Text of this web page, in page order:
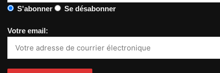
S'abonner Se désabonner
Votre email: